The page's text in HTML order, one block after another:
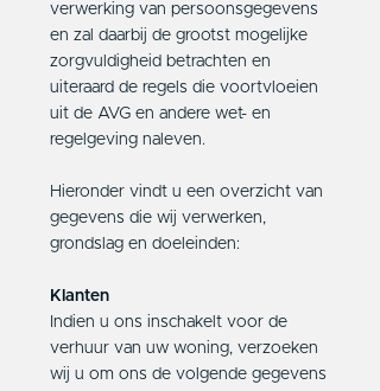
verwerking van persoonsgegevens
en zal daarbij de grootst mogelijke
zorgvuldigheid betrachten en
uiteraard de regels die voortvloeien
uit de AVG en andere wet- en
regelgeving naleven.
Hieronder vindt u een overzicht van
gegevens die wij verwerken,
grondslag en doeleinden:
Klanten
Indien u ons inschakelt voor de
verhuur van uw woning, verzoeken
wij u om ons de volgende gegevens